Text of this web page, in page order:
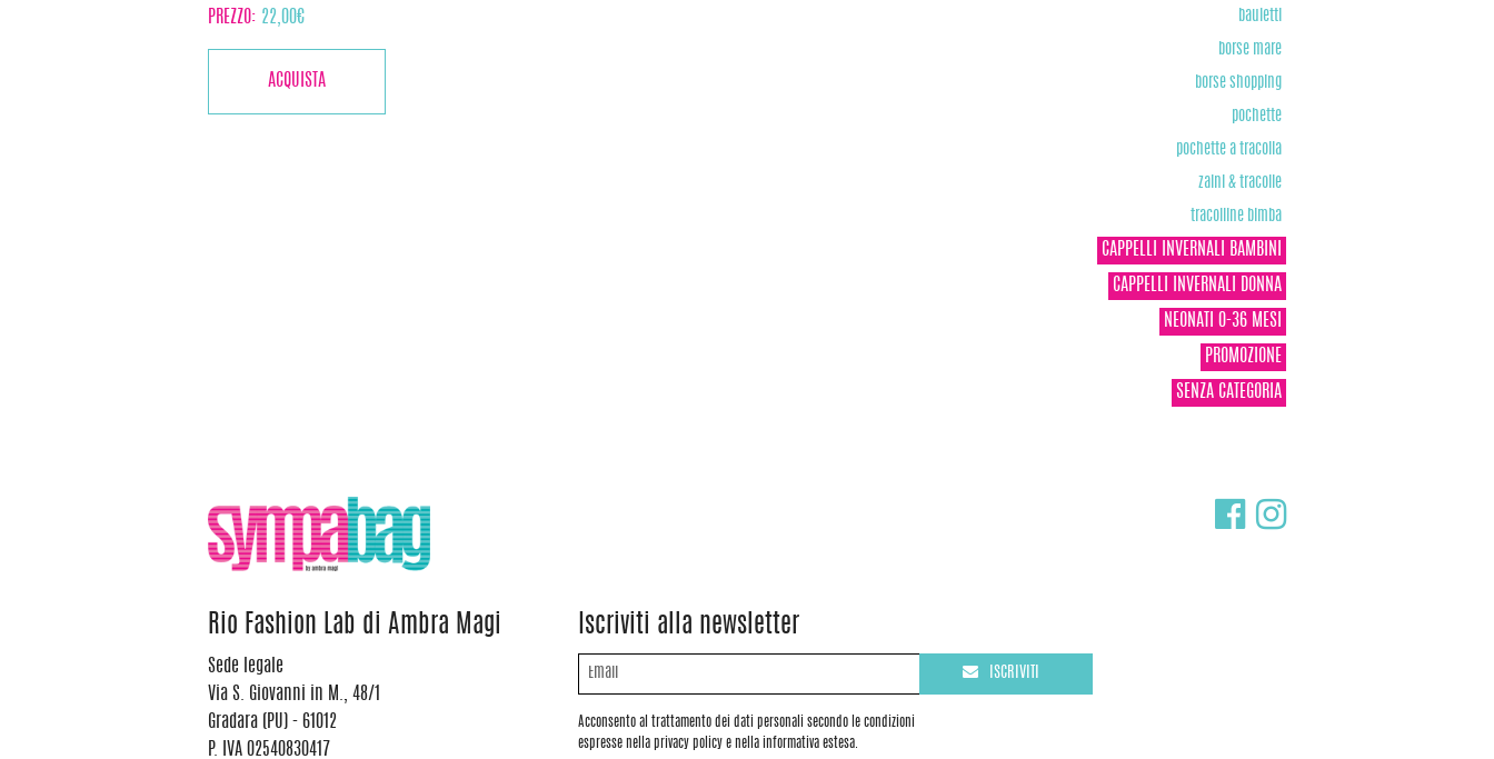
PREZZO: 22,00€
ACQUISTA
bauletti
borse mare
borse shopping
pochette
pochette a tracolla
zaini & tracolle
tracolline bimba
CAPPELLI INVERNALI BAMBINI
CAPPELLI INVERNALI DONNA
NEONATI 0-36 MESI
PROMOZIONE
SENZA CATEGORIA
Rio Fashion Lab di Ambra Magi
Sede legale
Via S. Giovanni in M., 48/1
Gradara (PU) - 61012
P. IVA 02540830417
Iscriviti alla newsletter
Acconsento al trattamento dei dati personali secondo le condizioni
espresse nella privacy policy e nella informativa estesa.
ISCRIVITI